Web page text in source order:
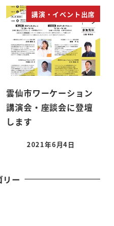
講演・イベント出席
雲仙市ワーケーション
講演会・座談会に登壇
します
2021年6月4日
リー